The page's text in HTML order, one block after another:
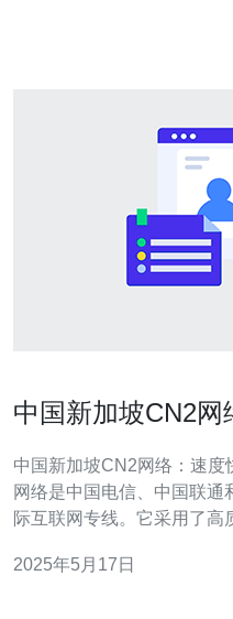
中国新加坡CN2网
中国新加坡CN2网络：速度快、稳定性
网络是中国电信、中国联通
际互联网专线。它采用了高
定的网络连接服务。 中国新加坡CN2网络采用了先进的技
2025年5月17日